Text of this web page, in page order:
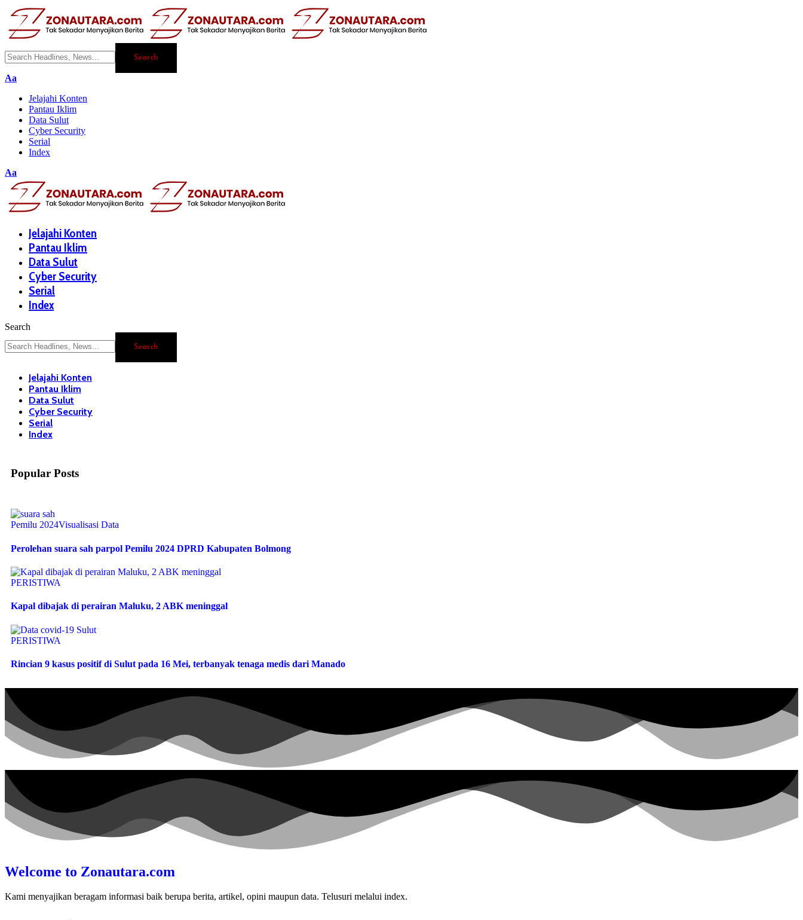
Aa
Jelajahi Konten
Pantau Iklim
Data Sulut
Cyber Security
Serial
Index
Aa
Jelajahi Konten
Pantau Iklim
Data Sulut
Cyber Security
Serial
Index
Search
Jelajahi Konten
Pantau Iklim
Data Sulut
Cyber Security
Serial
Index
Popular Posts
Pemilu 2024Visualisasi Data
Perolehan suara sah parpol Pemilu 2024 DPRD Kabupaten Bolmong
PERISTIWA
Kapal dibajak di perairan Maluku, 2 ABK meninggal
PERISTIWA
Rincian 9 kasus positif di Sulut pada 16 Mei, terbanyak tenaga medis dari Manado
Welcome to Zonautara.com
Kami menyajikan beragam informasi baik berupa berita, artikel, opini maupun data. Telusuri melalui index.